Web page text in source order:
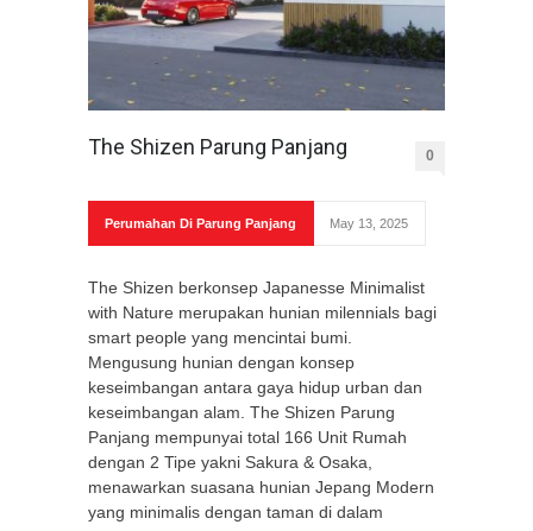
The Shizen Parung Panjang 0
Perumahan Di Parung Panjang May 13, 2025
The Shizen berkonsep Japanesse Minimalist
with Nature merupakan hunian milennials bagi
smart people yang mencintai bumi.
Mengusung hunian dengan konsep
keseimbangan antara gaya hidup urban dan
keseimbangan alam. The Shizen Parung
Panjang mempunyai total 166 Unit Rumah
dengan 2 Tipe yakni Sakura & Osaka,
menawarkan suasana hunian Jepang Modern
yang minimalis dengan taman di dalam